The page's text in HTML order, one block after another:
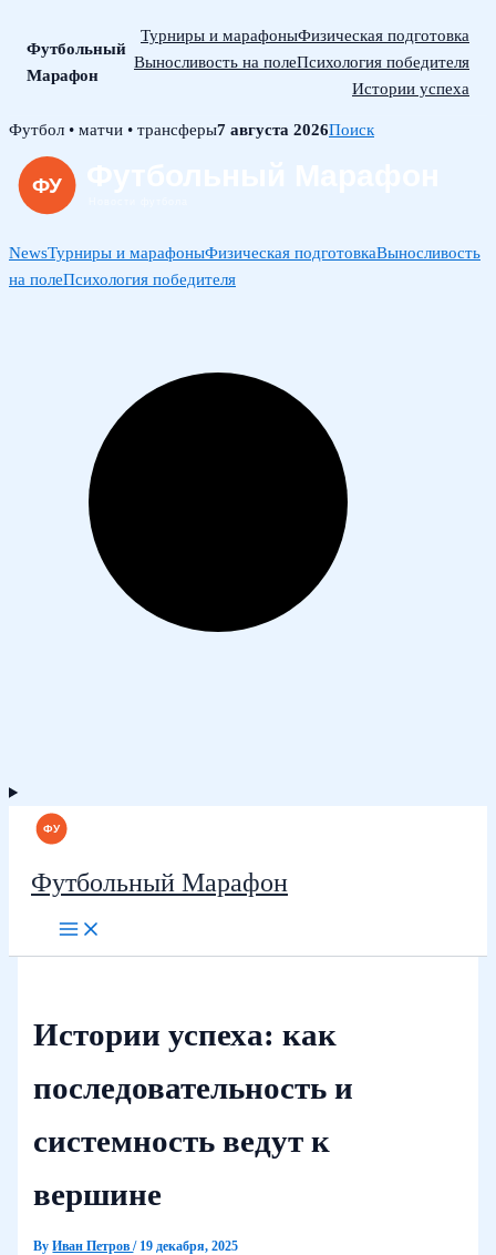
Футбольный
Марафон
Турниры и марафоныФизическая подготовка
Выносливость на полеПсихология победителя
Истории успеха
Skip
content
Футбол • матчи • трансферы7 августа 2026Поиск
NewsТурниры и марафоныФизическая подготовкаВыносливость
на полеПсихология победителя
Футбольный Марафон
Истории успеха: как
последовательность и
системность ведут к
вершине
ByИван Петров/ 19 декабря, 2025